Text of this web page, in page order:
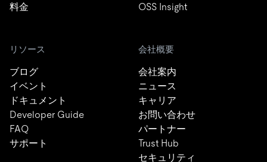
料金
OSS Insight
リソース
ブログ
イベント
ドキュメント
Developer Guide
FAQ
サポート
会社概要
会社案内
ニュース
キャリア
お問い合わせ
パートナー
Trust Hub
セキュリティ